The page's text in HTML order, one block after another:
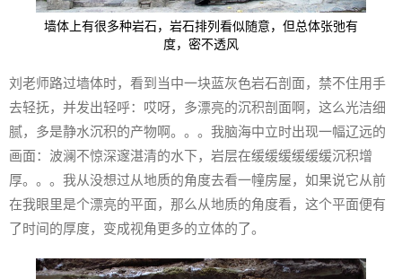
墙体上有很多种岩石，岩石排列看似随意，但总体张弛有
度，密不透风
刘老师路过墙体时，看到当中一块蓝灰色岩石剖面，禁不住用手
去轻抚，并发出轻呼：哎呀，多漂亮的沉积剖面啊，这么光洁细
腻，多是静水沉积的产物啊。。。我脑海中立时出现一幅辽远的
画面：波澜不惊深邃湛清的水下，岩层在缓缓缓缓缓缓沉积增
厚。。。我从没想过从地质的角度去看一幢房屋，如果说它从前
在我眼里是个漂亮的平面，那么从地质的角度看，这个平面便有
了时间的厚度，变成视角更多的立体的了。